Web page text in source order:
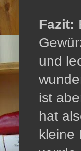
Fazit:
und
ist
hat
kleine